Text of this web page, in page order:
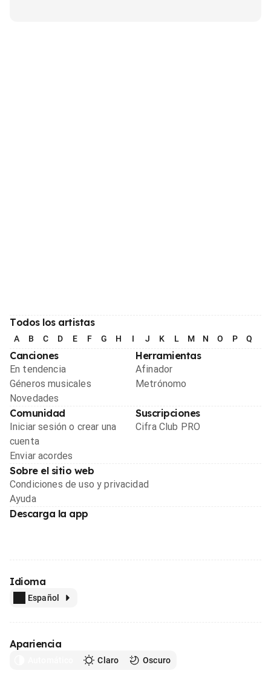
Todos los artistas
A B C D E F G H I J K L M N O P Q
Canciones
En tendencia
Géneros musicales
Novedades
Herramientas
Afinador
Metrónomo
Comunidad
Iniciar sesión o crear una
cuenta
Enviar acordes
Suscripciones
Cifra Club PRO
Sobre el sitio web
Condiciones de uso y privacidad
Ayuda
Descarga la app
Idioma
Español
Apariencia
Claro Oscuro